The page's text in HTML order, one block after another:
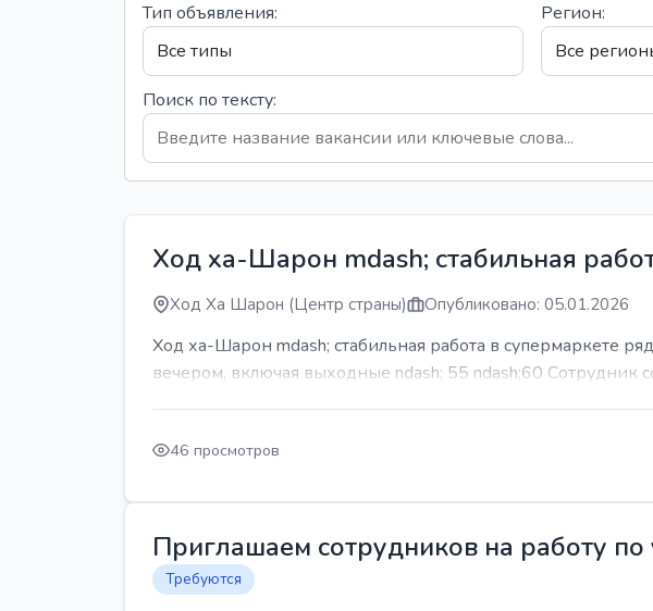
Тип объявления: Регион:
Поиск по тексту:
Ход ха-Шарон mdash; стабильная
Ход Ха Шарон (Центр страны) Опубликовано: 05.01.2026
Ход ха-Шарон mdash; стабильная работа в супермаркете
вечером, включая выходные ndash; 55 ndash;60 Сотрудник
46 просмотров
Приглашаем сотрудников на работу
Требуются